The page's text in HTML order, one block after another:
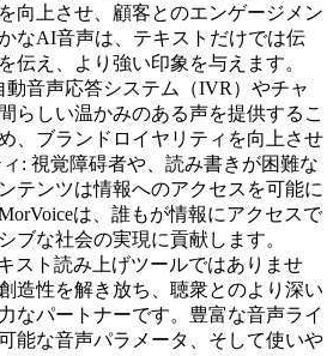
向上させ、顧客とのエンゲージメン
なAI音声は、テキストだけでは伝
伝え、より強い印象を与えます。
動音声応答システム（IVR）やチャ
らしい温かみのある声を提供するこ
、ブランドロイヤリティを向上させ
: 視覚障碍者や、読み書きが困難な
テンツは情報へのアクセスを可能に
は、誰もが情報にアクセスで
ブな社会の実現に貢献します。
スト読み上げツールではありませ
造性を解き放ち、聴衆とのより深い
なパートナーです。豊富な音声ライ
能な音声パラメータ、そして使いや